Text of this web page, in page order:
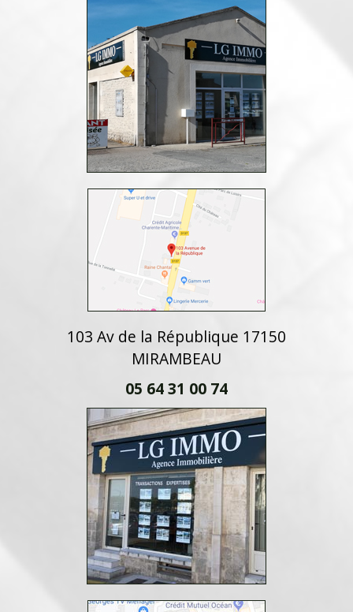
103 Av de la République 17150
MIRAMBEAU
05 64 31 00 74